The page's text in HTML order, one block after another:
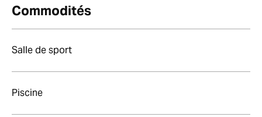
Commodités
Salle de sport
Piscine